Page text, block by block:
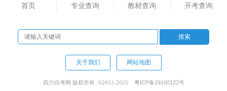
首页 专业查询 教材查询 开考查询
关于我们 网站地图
四川自考网 版权所有 ©2012-2025 粤ICP备19160122号